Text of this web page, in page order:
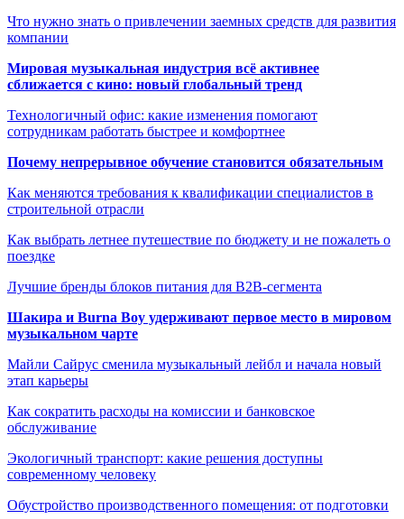
Что нужно знать о привлечении заемных средств для развития
компании
Мировая музыкальная индустрия всё активнее
сближается с кино: новый глобальный тренд
Технологичный офис: какие изменения помогают
сотрудникам работать быстрее и комфортнее
Почему непрерывное обучение становится обязательным
Как меняются требования к квалификации специалистов в
строительной отрасли
Как выбрать летнее путешествие по бюджету и не пожалеть о
поездке
Лучшие бренды блоков питания для B2B-сегмента
Шакира и Burna Boy удерживают первое место в мировом
музыкальном чарте
Майли Сайрус сменила музыкальный лейбл и начала новый
этап карьеры
Как сократить расходы на комиссии и банковское
обслуживание
Экологичный транспорт: какие решения доступны
современному человеку
Обустройство производственного помещения: от подготовки